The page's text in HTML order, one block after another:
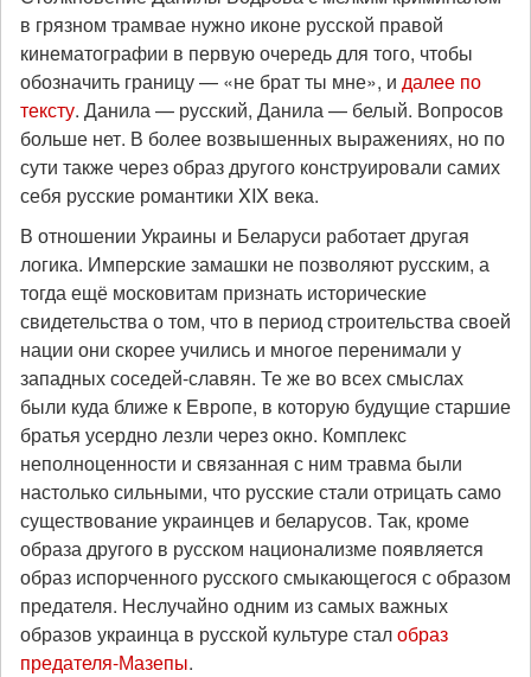
в грязном трамвае нужно иконе русской правой
кинематографии в первую очередь для того, чтобы
обозначить границу — «не брат ты мне», и далее по
тексту. Данила — русский, Данила — белый. Вопросов
больше нет. В более возвышенных выражениях, но по
сути также через образ другого конструировали самих
себя русские романтики XIX века.
В отношении Украины и Беларуси работает другая
логика. Имперские замашки не позволяют русским, а
тогда ещё московитам признать исторические
свидетельства о том, что в период строительства своей
нации они скорее учились и многое перенимали у
западных соседей-славян. Те же во всех смыслах
были куда ближе к Европе, в которую будущие старшие
братья усердно лезли через окно. Комплекс
неполноценности и связанная с ним травма были
настолько сильными, что русские стали отрицать само
существование украинцев и беларусов. Так, кроме
образа другого в русском национализме появляется
образ испорченного русского смыкающегося с образом
предателя. Неслучайно одним из самых важных
образов украинца в русской культуре сталобраз
предателя-Мазепы.